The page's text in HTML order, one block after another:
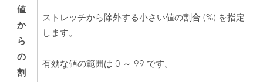
値
か
ら
の
割
ストレッチから除外する小さい値の割合 (%) を指定
します。
有効な値の範囲は 0 ～ 99 です。